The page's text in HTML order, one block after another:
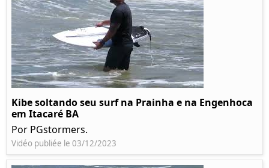
Kibe soltando seu surf na Prainha e na Engenhoca
em Itacaré BA
Por PGstormers.
Vidéo publiée le 03/12/2023